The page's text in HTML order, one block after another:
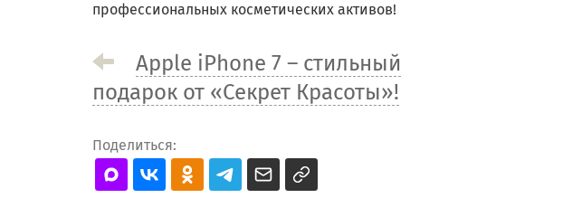
профессиональных косметических активов!
Apple iPhone 7 – стильный
подарок от «Секрет Красоты»!
Поделиться: